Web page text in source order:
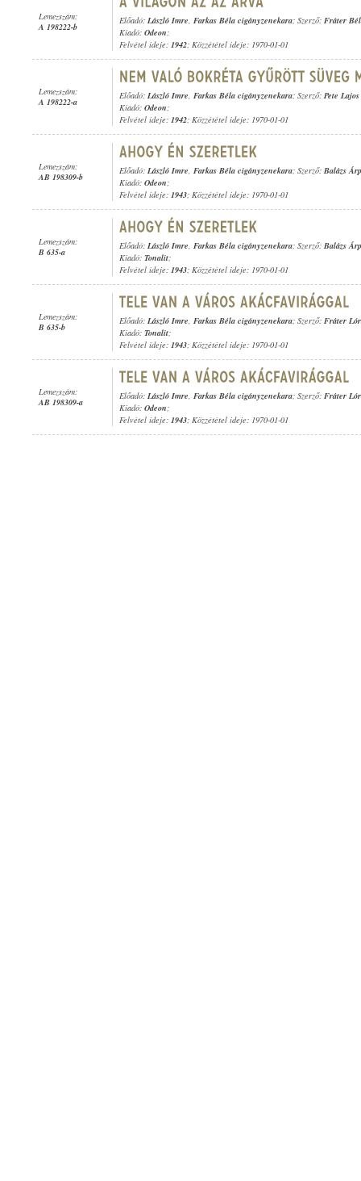
Lemezszám:
A 198222-b
Előadó: László Imre, Farkas Béla cigányzenekara; Szerző: Fráter
Kiadó: Odeon;
Felvétel ideje: 1942; Közzététel ideje: 1970-01-01
Lemezszám:
A 198222-a
Előadó: László Imre, Farkas Béla cigányzenekara; Szerző: Pete Lajos
Kiadó: Odeon;
Felvétel ideje: 1942; Közzététel ideje: 1970-01-01
Lemezszám:
AB 198309-b
Előadó: László Imre, Farkas Béla cigányzenekara; Szerző: Balázs
Kiadó: Odeon;
Felvétel ideje: 1943; Közzététel ideje: 1970-01-01
Lemezszám:
B 635-a
Előadó: László Imre, Farkas Béla cigányzenekara; Szerző: Balázs
Kiadó: Tonalit;
Felvétel ideje: 1943; Közzététel ideje: 1970-01-01
Lemezszám:
B 635-b
Előadó: László Imre, Farkas Béla cigányzenekara; Szerző: Fráter
Kiadó: Tonalit;
Felvétel ideje: 1943; Közzététel ideje: 1970-01-01
Lemezszám:
AB 198309-a
Előadó: László Imre, Farkas Béla cigányzenekara; Szerző: Fráter
Kiadó: Odeon;
Felvétel ideje: 1943; Közzététel ideje: 1970-01-01